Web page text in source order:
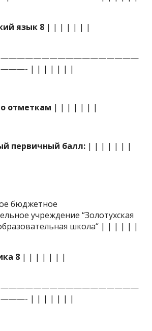
язык 8 | | | | | | |
| | | | | | |
отметкам | | | | | | |
первичный балл: | | | | | | |
бюджетное
учреждение “Золотухская
школа“ | | | | | |
8 | | | | | | |
| | | | | | |